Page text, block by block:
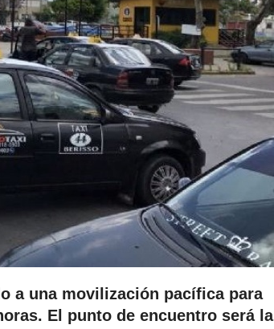
a una movilización pacífica para
El punto de encuentro será la